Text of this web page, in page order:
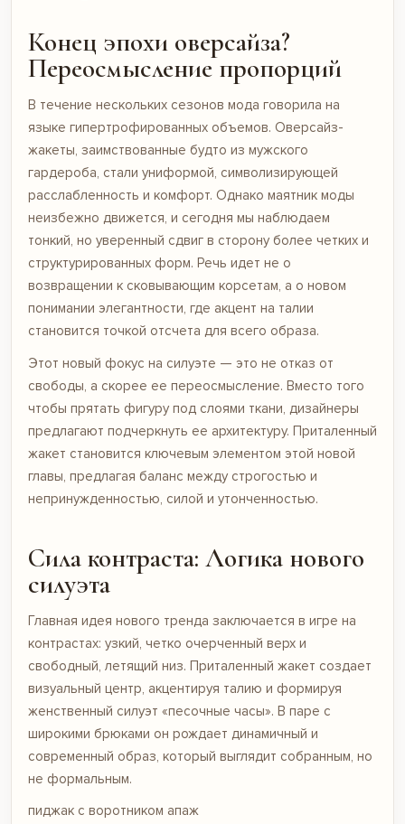
Конец эпохи оверсайза?
Переосмысление пропорций
В течение нескольких сезонов мода говорила на
языке гипертрофированных объемов. Оверсайз-
жакеты, заимствованные будто из мужского
гардероба, стали униформой, символизирующей
расслабленность и комфорт. Однако маятник моды
неизбежно движется, и сегодня мы наблюдаем
тонкий, но уверенный сдвиг в сторону более четких и
структурированных форм. Речь идет не о
возвращении к сковывающим корсетам, а о новом
понимании элегантности, где акцент на талии
становится точкой отсчета для всего образа.
Этот новый фокус на силуэте — это не отказ от
свободы, а скорее ее переосмысление. Вместо того
чтобы прятать фигуру под слоями ткани, дизайнеры
предлагают подчеркнуть ее архитектуру. Приталенный
жакет становится ключевым элементом этой новой
главы, предлагая баланс между строгостью и
непринужденностью, силой и утонченностью.
Сила контраста: Логика нового
силуэта
Главная идея нового тренда заключается в игре на
контрастах: узкий, четко очерченный верх и
свободный, летящий низ. Приталенный жакет создает
визуальный центр, акцентируя талию и формируя
женственный силуэт «песочные часы». В паре с
широкими брюками он рождает динамичный и
современный образ, который выглядит собранным, но
не формальным.
пиджак с воротником апаж